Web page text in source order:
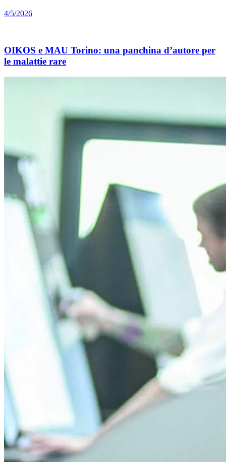
4/5/2026
OIKOS e MAU Torino: una panchina d’autore per
le malattie rare